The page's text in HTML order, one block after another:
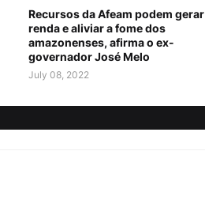
Recursos da Afeam podem gerar
renda e aliviar a fome dos
amazonenses, afirma o ex-
governador José Melo
July 08, 2022